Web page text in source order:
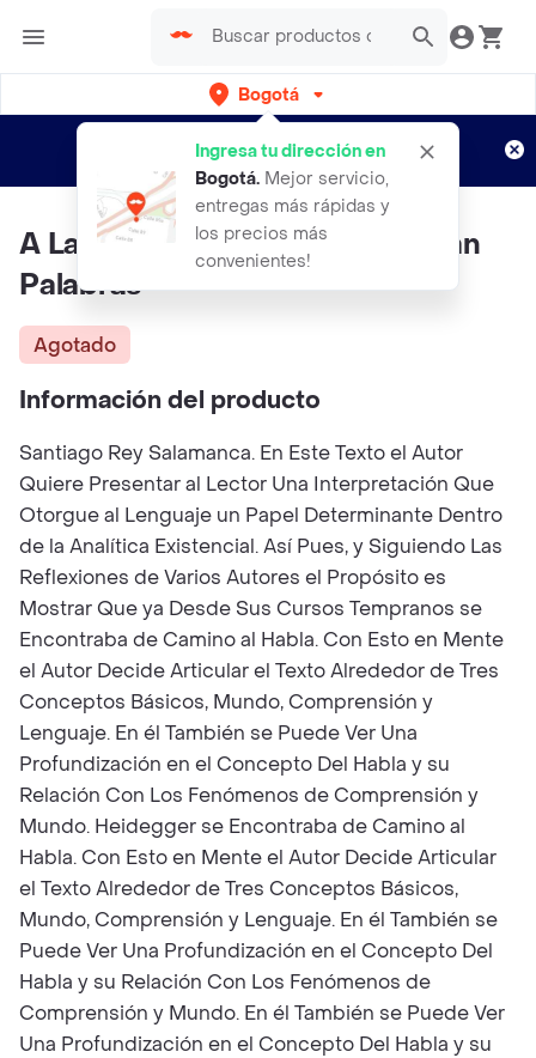
Bogotá
Ingresa tu dirección en
Bogotá. Mejor servicio,
entregas más rápidas y
los precios más
convenientes!
envíos gratis por semanas
Aplican TyC
A Las Significaciones Les Brotan
Palabras
Agotado
Información del producto
Santiago Rey Salamanca. En Este Texto el Autor
Quiere Presentar al Lector Una Interpretación Que
Otorgue al Lenguaje un Papel Determinante Dentro
de la Analítica Existencial. Así Pues, y Siguiendo Las
Reflexiones de Varios Autores el Propósito es
Mostrar Que ya Desde Sus Cursos Tempranos se
Encontraba de Camino al Habla. Con Esto en Mente
el Autor Decide Articular el Texto Alrededor de Tres
Conceptos Básicos, Mundo, Comprensión y
Lenguaje. En él También se Puede Ver Una
Profundización en el Concepto Del Habla y su
Relación Con Los Fenómenos de Comprensión y
Mundo. Heidegger se Encontraba de Camino al
Habla. Con Esto en Mente el Autor Decide Articular
el Texto Alrededor de Tres Conceptos Básicos,
Mundo, Comprensión y Lenguaje. En él También se
Puede Ver Una Profundización en el Concepto Del
Habla y su Relación Con Los Fenómenos de
Comprensión y Mundo. En él También se Puede Ver
Una Profundización en el Concepto Del Habla y su